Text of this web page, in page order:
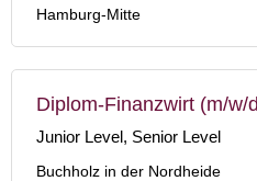
Hamburg-Mitte
Diplom-Finanzwirt (m/w/
Junior Level, Senior Level
Buchholz in der Nordheide